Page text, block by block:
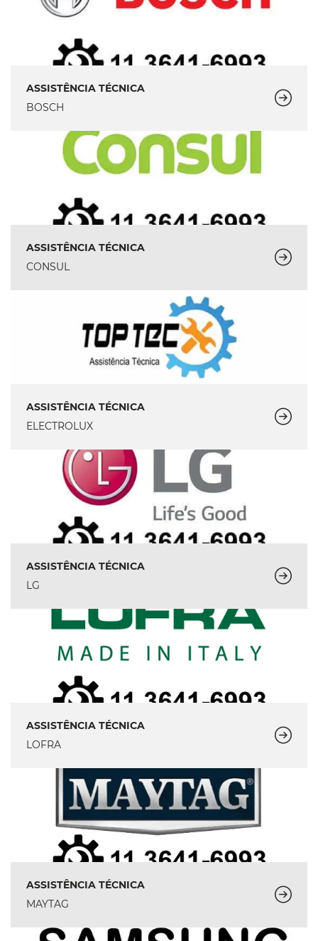
ASSISTÊNCIA TÉCNICA
BOSCH
ASSISTÊNCIA TÉCNICA
CONSUL
ASSISTÊNCIA TÉCNICA
ELECTROLUX
ASSISTÊNCIA TÉCNICA
LG
ASSISTÊNCIA TÉCNICA
LOFRA
ASSISTÊNCIA TÉCNICA
MAYTAG